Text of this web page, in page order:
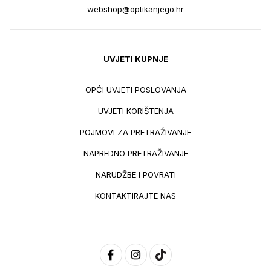
webshop@optikanjego.hr
UVJETI KUPNJE
OPĆI UVJETI POSLOVANJA
UVJETI KORIŠTENJA
POJMOVI ZA PRETRAŽIVANJE
NAPREDNO PRETRAŽIVANJE
NARUDŽBE I POVRATI
KONTAKTIRAJTE NAS